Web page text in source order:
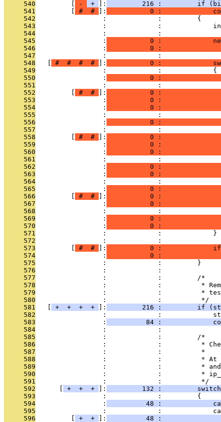
     540
- + ]:
216 :         if
     541
# # ]:
0 :
     542
                 :             :         {
     543
:             :
     544
                 :             :
     545
                 :
0 :
     546
                 :
0 :
     547
                 :             :
     548
# # # # ]:
0 :
     549
                 :             :             {
     550
                 :
0 :
     551
:             :
     552
# # ]:
0 :
     553
                 :
0 :
     554
                 :
0 :
     555
                 :             :
     556
                 :
0 :
     557
:             :
     558
# # ]:
0 :
     559
                 :
0 :
     560
                 :
0 :
     561
                 :             :
     562
                 :
0 :
     563
                 :
0 :
     564
                 :             :
     565
                 :
0 :
     566
# # ]:
0 :
     567
                 :
0 :
     568
:             :
     569
                 :
0 :
     570
                 :
0 :
     571
                 :             :             }
     572
                 :             :
     573
# # ]:
0 :
     574
                 :
0 :
     575
                 :             :         }
     576
                 :             :
     577
                 :             :         /*
     578
:             :          *
     579
:             :          *
     580
                 :             :          */
     581
+ + + + ]:
216 :         if
     582
:             :
     583
                 :
84 :
     584
                 :             :
     585
                 :             :         /*
     586
:             :          *
     587
                 :             :          *
     588
:             :          *
     589
:             :          *
     590
:             :          *
     591
                 :             :          */
     592
+ + + ]:
132 :
     593
                 :             :         {
     594
                 :
48 :
     595
:             :
     596
+ + ]:
48 :